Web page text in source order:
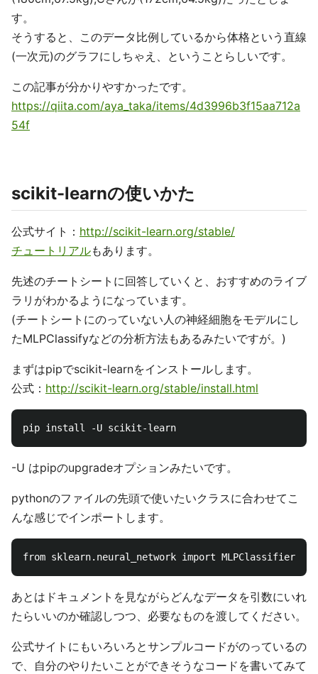
す。
そうすると、このデータ比例しているから体格という直線
(一次元)のグラフにしちゃえ、ということらしいです。
この記事が分かりやすかったです。
https://qiita.com/aya_taka/items/4d3996b3f15aa712a
54f
scikit-learnの使いかた
公式サイト： http://scikit-learn.org/stable/
チュートリアルもあります。
先述のチートシートに回答していくと、おすすめのライブ
ラリがわかるようになっています。
(チートシートにのっていない人の神経細胞をモデルにし
たMLPClassifyなどの分析方法もあるみたいですが。)
まずはpipでscikit-learnをインストールします。
公式： http://scikit-learn.org/stable/install.html
-U はpipのupgradeオプションみたいです。
pythonのファイルの先頭で使いたいクラスに合わせてこ
んな感じでインポートします。
あとはドキュメントを見ながらどんなデータを引数にいれ
たらいいのか確認しつつ、必要なものを渡してください。
公式サイトにもいろいろとサンプルコードがのっているの
で、自分のやりたいことができそうなコードを書いてみて